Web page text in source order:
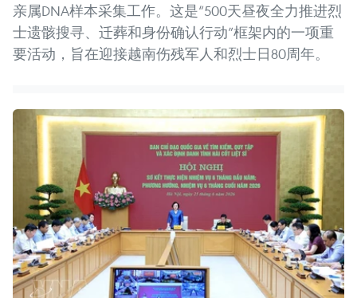
亲属DNA样本采集工作。这是“500天昼夜全力推进烈
士遗骸搜寻、迁葬和身份确认行动”框架内的一项重
要活动，旨在迎接越南伤残军人和烈士日80周年。